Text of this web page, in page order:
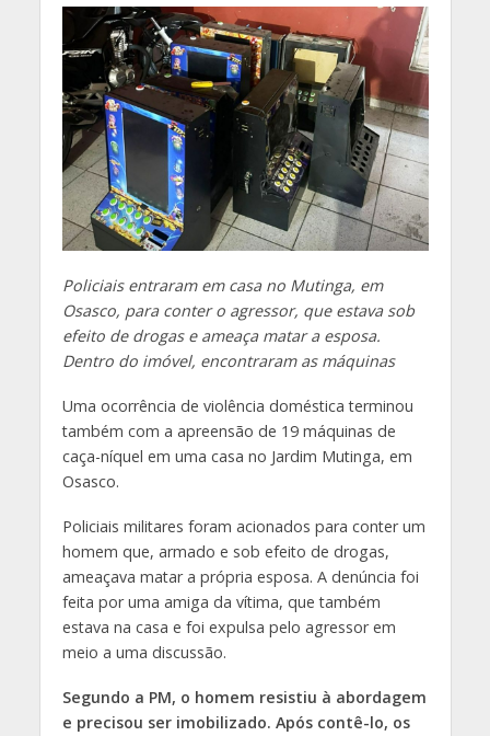
Policiais entraram em casa no Mutinga, em
Osasco, para conter o agressor, que estava sob
efeito de drogas e ameaça matar a esposa.
Dentro do imóvel, encontraram as máquinas
Uma ocorrência de violência doméstica terminou
também com a apreensão de 19 máquinas de
caça-níquel em uma casa no Jardim Mutinga, em
Osasco.
Policiais militares foram acionados para conter um
homem que, armado e sob efeito de drogas,
ameaçava matar a própria esposa. A denúncia foi
feita por uma amiga da vítima, que também
estava na casa e foi expulsa pelo agressor em
meio a uma discussão.
Segundo a PM, o homem resistiu à abordagem
e precisou ser imobilizado. Após contê-lo, os